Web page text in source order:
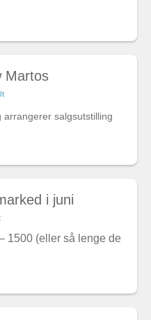
Martos
salgsutstilling
i juni
1500 (eller så lenge de